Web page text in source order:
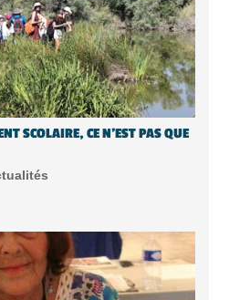
SCOLAIRE, CE N’EST PAS QUE